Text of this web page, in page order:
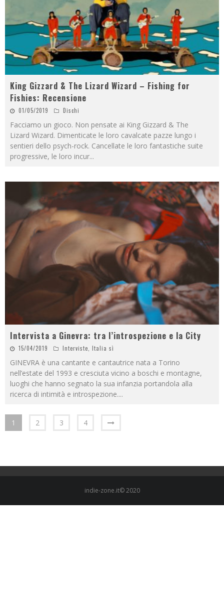
King Gizzard & The Lizard Wizard – Fishing for
Fishies: Recensione
01/05/2019 Dischi
Facciamo un gioco. Non pensate ai King Gizzard & The
Lizard Wizard. Dimenticate le loro cavalcate pazze lungo i
sentieri dello psych-rock. Cancellate le loro fantastiche suite
progressive, le loro incur...
Intervista a Ginevra: tra l’introspezione e la City
15/04/2019 Interviste, Italia sì
GINEVRA è una cantante e cantautrice nata a Torino
nell’estate del 1993 e cresciuta vicino a boschi e montagne,
luoghi che hanno segnato la sua infanzia portandola alla
ricerca di intimità e introspezione....
1 2 3 4
indie-zone.it© 2020